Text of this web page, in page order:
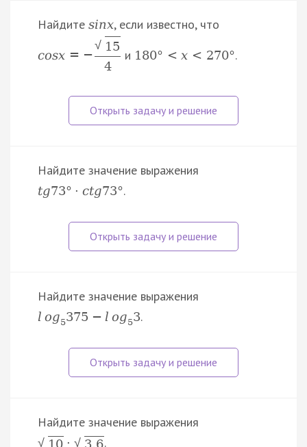
Найдите sinx, если известно, что
cosx = −
√ 15
4
и 180° < x < 270°.
Найдите значение выражения
tg73° · ctg73°.
Найдите значение выражения
l og5375 − l og53.
Найдите значение выражения
√ 10 · √ 3.6.